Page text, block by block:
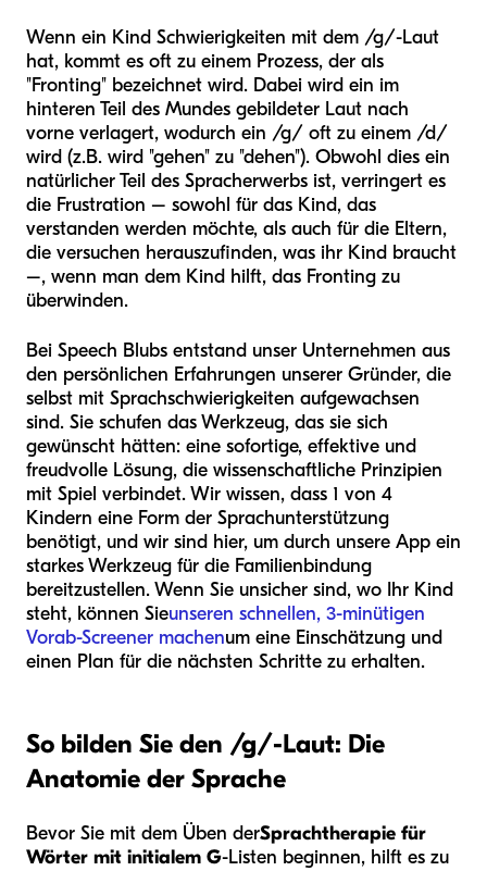
Wenn ein Kind Schwierigkeiten mit dem /g/-Laut
hat, kommt es oft zu einem Prozess, der als
"Fronting" bezeichnet wird. Dabei wird ein im
hinteren Teil des Mundes gebildeter Laut nach
vorne verlagert, wodurch ein /g/ oft zu einem /d/
wird (z.B. wird "gehen" zu "dehen"). Obwohl dies ein
natürlicher Teil des Spracherwerbs ist, verringert es
die Frustration – sowohl für das Kind, das
verstanden werden möchte, als auch für die Eltern,
die versuchen herauszufinden, was ihr Kind braucht
–, wenn man dem Kind hilft, das Fronting zu
überwinden.
Bei Speech Blubs entstand unser Unternehmen aus
den persönlichen Erfahrungen unserer Gründer, die
selbst mit Sprachschwierigkeiten aufgewachsen
sind. Sie schufen das Werkzeug, das sie sich
gewünscht hätten: eine sofortige, effektive und
freudvolle Lösung, die wissenschaftliche Prinzipien
mit Spiel verbindet. Wir wissen, dass 1 von 4
Kindern eine Form der Sprachunterstützung
benötigt, und wir sind hier, um durch unsere App ein
starkes Werkzeug für die Familienbindung
bereitzustellen. Wenn Sie unsicher sind, wo Ihr Kind
steht, können Sieunseren schnellen, 3-minütigen
Vorab-Screener machenum eine Einschätzung und
einen Plan für die nächsten Schritte zu erhalten.
So bilden Sie den /g/-Laut: Die
Anatomie der Sprache
Bevor Sie mit dem Üben derSprachtherapie für
Wörter mit initialem G-Listen beginnen, hilft es zu